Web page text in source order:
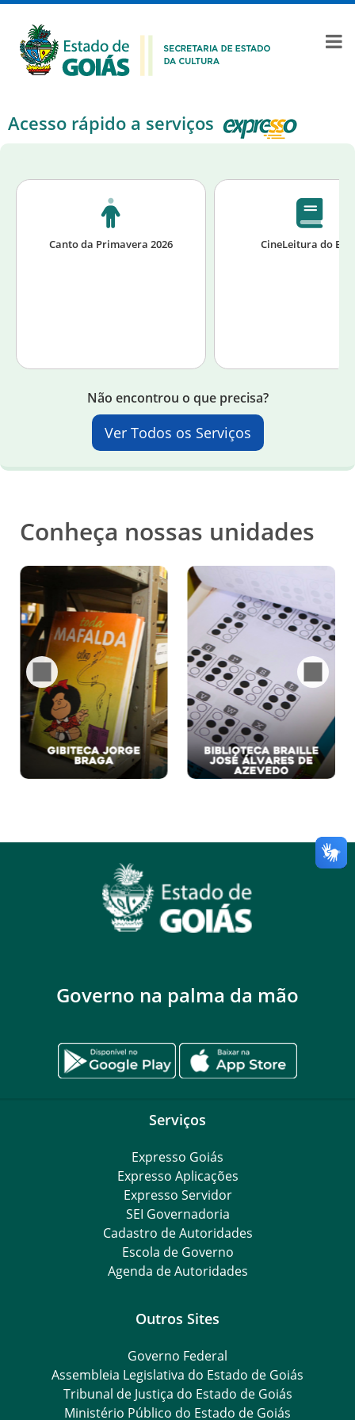
Acesso rápido a serviços
Canto da Primavera 2026 CineLeitura do
Não encontrou o que precisa?
Ver Todos os Serviços
Conheça nossas unidades
Governo na palma da mão
Serviços
Expresso Goiás
Expresso Aplicações
Expresso Servidor
SEI Governadoria
Cadastro de Autoridades
Escola de Governo
Agenda de Autoridades
Outros Sites
Governo Federal
Assembleia Legislativa do Estado de Goiás
Tribunal de Justiça do Estado de Goiás
Ministério Público do Estado de Goiás